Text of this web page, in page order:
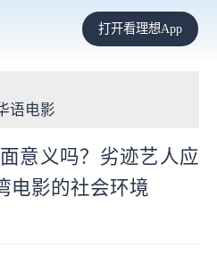
打开看理想App
语电影
意义吗？劣迹艺人应
电影的社会环境